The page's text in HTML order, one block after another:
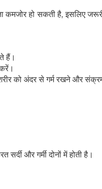
कमजोर हो सकती है, इसलिए
हैं।
को अंदर से गर्म रखने और
और गर्मी दोनों में होती है।